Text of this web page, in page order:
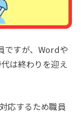
ですが、Wordや
は終わりを迎え
応するため職員